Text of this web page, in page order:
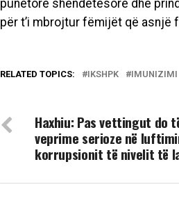
punëtorë shëndetësore dhe
për t’i mbrojtur fëmijët që asnjë
RELATED TOPICS: IKSHPK IMUNIZIMI
Haxhiu: Pas vettingut do
veprime serioze në
korrupsionit të nivelit të